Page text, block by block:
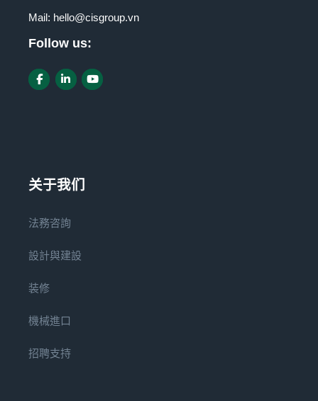
Mail: hello@cisgroup.vn
Follow us:
关于我们
法務咨詢
設計與建設
装修
機械進口
招聘支持